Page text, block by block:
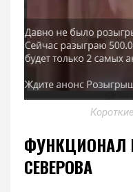
ФУНКЦИОНАЛ
СЕВЕРОВА